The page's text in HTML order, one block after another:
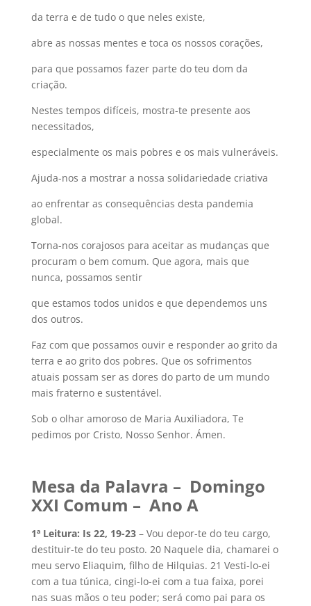
da terra e de tudo o que neles existe,
abre as nossas mentes e toca os nossos corações,
para que possamos fazer parte do teu dom da
criação.
Nestes tempos difíceis, mostra-te presente aos
necessitados,
especialmente os mais pobres e os mais vulneráveis.
Ajuda-nos a mostrar a nossa solidariedade criativa
ao enfrentar as consequências desta pandemia
global.
Torna-nos corajosos para aceitar as mudanças que
procuram o bem comum. Que agora, mais que
nunca, possamos sentir
que estamos todos unidos e que dependemos uns
dos outros.
Faz com que possamos ouvir e responder ao grito da
terra e ao grito dos pobres. Que os sofrimentos
atuais possam ser as dores do parto de um mundo
mais fraterno e sustentável.
Sob o olhar amoroso de Maria Auxiliadora, Te
pedimos por Cristo, Nosso Senhor. Ámen.
Mesa da Palavra – Domingo
XXI Comum – Ano A
1ª Leitura: Is 22, 19-23– Vou depor-te do teu cargo,
destituir-te do teu posto. 20 Naquele dia, chamarei o
meu servo Eliaquim, filho de Hilquias. 21 Vesti-lo-ei
com a tua túnica, cingi-lo-ei com a tua faixa, porei
nas suas mãos o teu poder; será como pai para os